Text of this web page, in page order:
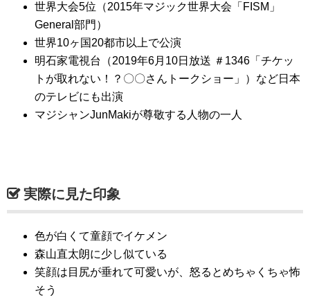
世界大会5位（2015年マジック世界大会「FISM」
General部門）
世界10ヶ国20都市以上で公演
明石家電視台（2019年6月10日放送 ＃1346「チケッ
トが取れない！？〇〇さんトークショー」）など日本
のテレビにも出演
マジシャンJunMakiが尊敬する人物の一人
実際に見た印象
色が白くて童顔でイケメン
森山直太朗に少し似ている
笑顔は目尻が垂れて可愛いが、怒るとめちゃくちゃ怖
そう